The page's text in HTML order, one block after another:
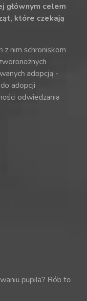
celem
które czekają
z nim schroniskom
adopcją -
adopcji
odwiedzania
pupila? Rób to